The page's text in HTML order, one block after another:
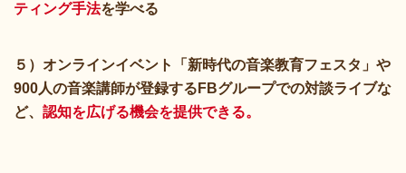
ティング手法を学べる
５）オンラインイベント「新時代の音楽教育フェスタ」や
900人の音楽講師が登録するFBグループでの対談ライブな
ど、 認知を広げる機会を提供できる。